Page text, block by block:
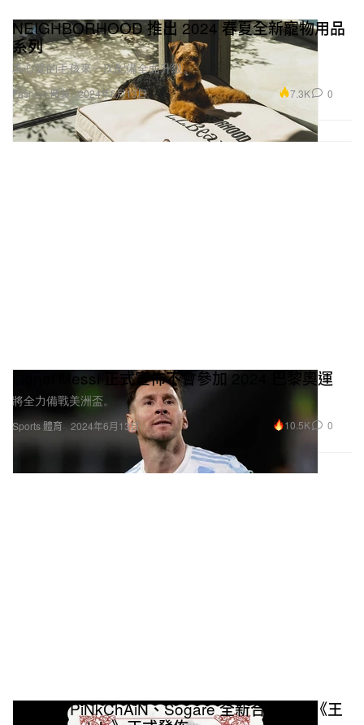
Fashion 時裝
NEIGHBORHOOD 推出 2024 春夏全新寵物用品
系列
為心愛的毛孩來一次配備全面升級。
2024年6月13日 7.3K 0
Sports 體育
Lionel Messi 正式宣佈不會參加 2024 巴黎奧運
將全力備戰美洲盃。
2024年6月13日 10.5K 0
Leo王、PiNkChAiN、Sogare 全新合作專輯《王